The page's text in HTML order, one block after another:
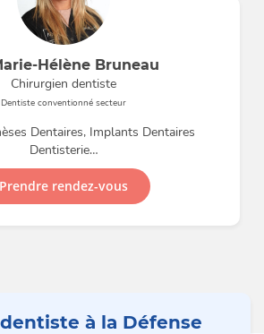
Hélène Bruneau
Chirurgien dentiste
Dentiste conventionné secteur
Dentaires, Implants Dentaires
Dentisterie…
Prendre rendez-vous
à la Défense